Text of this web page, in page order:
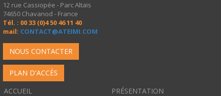
12 rue Cassiopée - Parc Altaïs
74650 Chavanod - France
Tél. : 00 33 (0)4 50 46 11 40
mail: CONTACT@ATEIMI.COM
NOUS CONTACTER
PLAN D'ACCÈS
ACCUEIL
PRÉSENTATION